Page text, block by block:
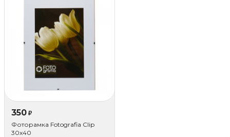
350 ₽
Фоторамка Fotografia Сlip
30x40